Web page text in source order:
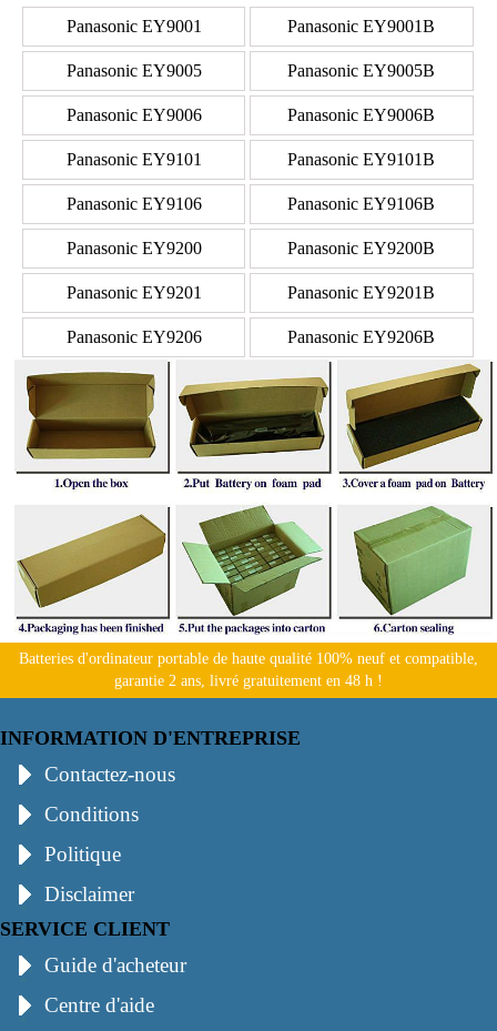
Panasonic EY9001 Panasonic EY9001B
Panasonic EY9005 Panasonic EY9005B
Panasonic EY9006 Panasonic EY9006B
Panasonic EY9101 Panasonic EY9101B
Panasonic EY9106 Panasonic EY9106B
Panasonic EY9200 Panasonic EY9200B
Panasonic EY9201 Panasonic EY9201B
Panasonic EY9206 Panasonic EY9206B
Batteries d'ordinateur portable de haute qualité 100% neuf et compatible,
garantie 2 ans, livré gratuitement en 48 h !
INFORMATION D'ENTREPRISE
Contactez-nous
Conditions
Politique
Disclaimer
SERVICE CLIENT
Guide d'acheteur
Centre d'aide